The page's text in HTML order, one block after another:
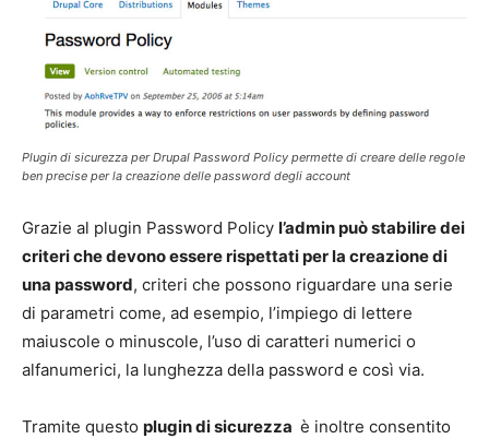
Plugin di sicurezza per Drupal Password Policy permette di creare delle regole
ben precise per la creazione delle password degli account
Grazie al plugin Password Policy l’admin può stabilire dei
criteri che devono essere rispettati per la creazione di
una password, criteri che possono riguardare una serie
di parametri come, ad esempio, l’impiego di lettere
maiuscole o minuscole, l’uso di caratteri numerici o
alfanumerici, la lunghezza della password e così via.
Tramite questo plugin di sicurezza è inoltre consentito